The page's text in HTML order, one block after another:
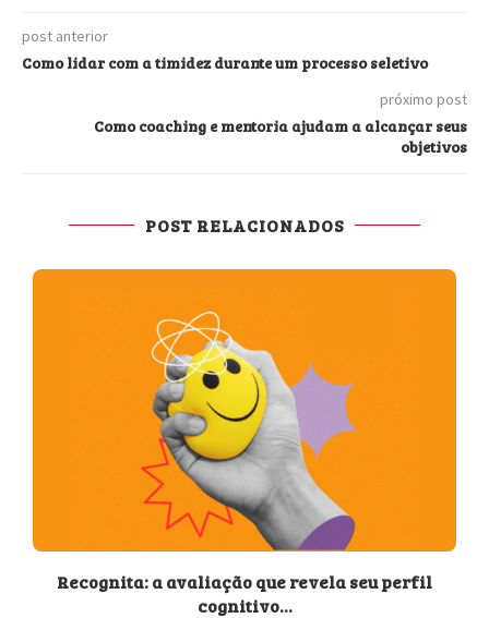
post anterior
Como lidar com a timidez durante um processo seletivo
próximo post
Como coaching e mentoria ajudam a alcançar seus
objetivos
POST RELACIONADOS
Recognita: a avaliação que revela seu perfil
cognitivo...